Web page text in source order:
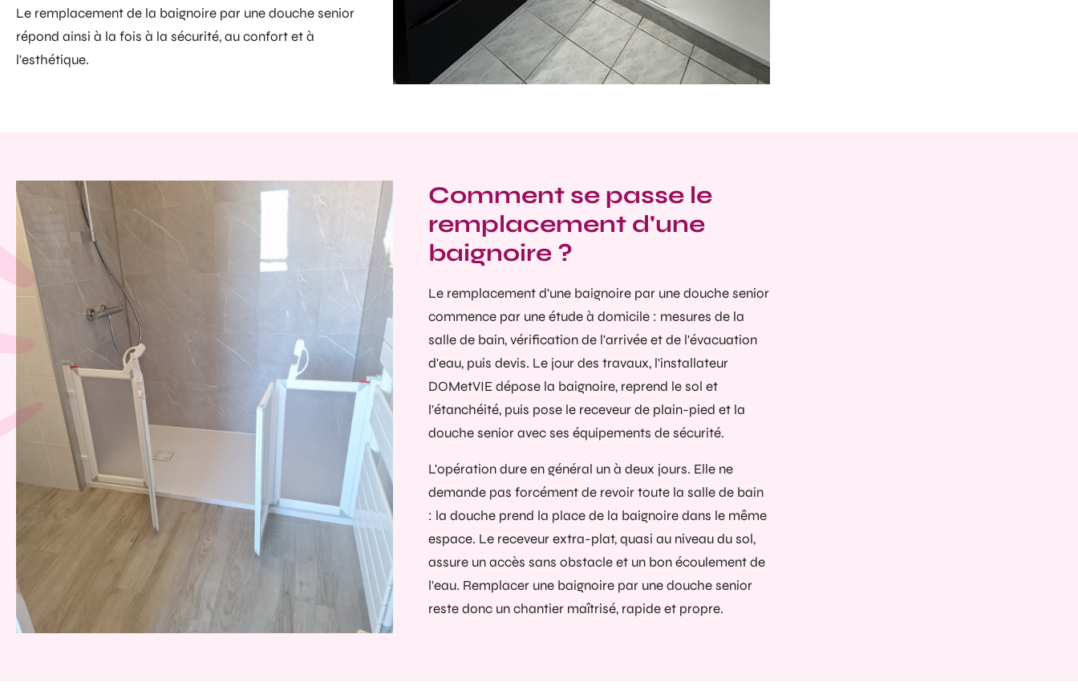
Le remplacement de la baignoire par une douche senior
répond ainsi à la fois à la sécurité, au confort et à
l'esthétique.
Comment se passe le
remplacement d'une
baignoire ?
Le remplacement d'une baignoire par une douche senior
commence par une étude à domicile : mesures de la
salle de bain, vérification de l'arrivée et de l'évacuation
d'eau, puis devis. Le jour des travaux, l'installateur
DOMetVIE dépose la baignoire, reprend le sol et
l'étanchéité, puis pose le receveur de plain-pied et la
douche senior avec ses équipements de sécurité.
L'opération dure en général un à deux jours. Elle ne
demande pas forcément de revoir toute la salle de bain
: la douche prend la place de la baignoire dans le même
espace. Le receveur extra-plat, quasi au niveau du sol,
assure un accès sans obstacle et un bon écoulement de
l'eau. Remplacer une baignoire par une douche senior
reste donc un chantier maîtrisé, rapide et propre.